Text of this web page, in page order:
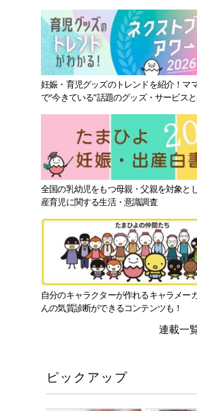
妊娠・育児グッズのトレンドを紹介！マ
で“今きている”話題のグッズ・サービス
全国の乳幼児をもつ母親・父親を対象と
産育児に関する生活・意識調査
自分のキャラクターが作れるキャラメー
んの気質診断ができるコンテンツも！
連載一
ピックアップ